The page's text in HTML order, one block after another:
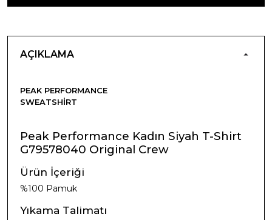
AÇIKLAMA
PEAK PERFORMANCE
SWEATSHIRT
Peak Performance Kadın Siyah T-Shirt
G79578040 Original Crew
Ürün İçeriği
%100 Pamuk
Yıkama Talimatı